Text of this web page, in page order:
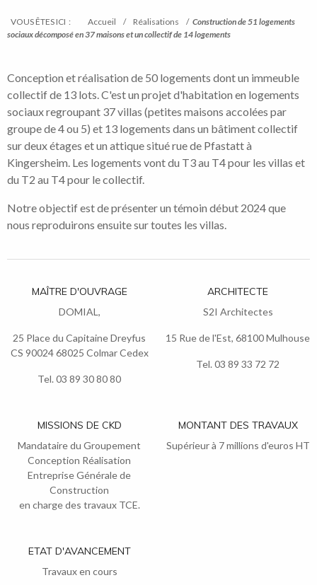
VOUS ÊTES ICI : Accueil / Réalisations / Construction de 51 logements
sociaux décomposé en 37 maisons et un collectif de 14 logements
Conception et réalisation de 50 logements dont un immeuble
collectif de 13 lots. C'est un projet d'habitation en logements
sociaux regroupant 37 villas (petites maisons accolées par
groupe de 4 ou 5) et 13 logements dans un bâtiment collectif
sur deux étages et un attique situé rue de Pfastatt à
Kingersheim. Les logements vont du T3 au T4 pour les villas et
du T2 au T4 pour le collectif.
Notre objectif est de présenter un témoin début 2024 que
nous reproduirons ensuite sur toutes les villas.
MAÎTRE D'OUVRAGE
DOMIAL,
25 Place du Capitaine Dreyfus
CS 90024 68025 Colmar Cedex
Tel. 03 89 30 80 80
ARCHITECTE
S2I Architectes
15 Rue de l'Est, 68100 Mulhouse
Tel. 03 89 33 72 72
MISSIONS DE CKD
Mandataire du Groupement
Conception Réalisation
Entreprise Générale de
Construction
en charge des travaux TCE.
MONTANT DES TRAVAUX
Supérieur à 7 millions d'euros HT
ETAT D'AVANCEMENT
Travaux en cours